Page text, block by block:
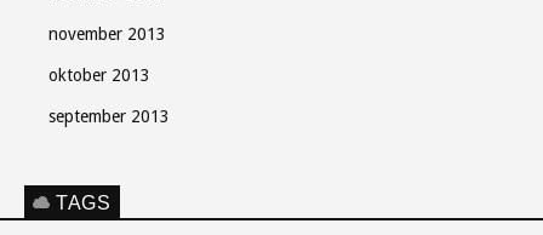
november 2013
oktober 2013
september 2013
TAGS